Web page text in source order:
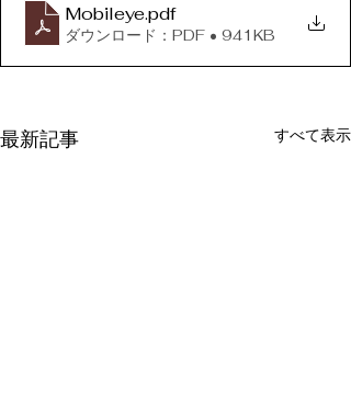
Mobileye.pdf
ダウンロード：PDF • 941KB
最新記事 すべて表示